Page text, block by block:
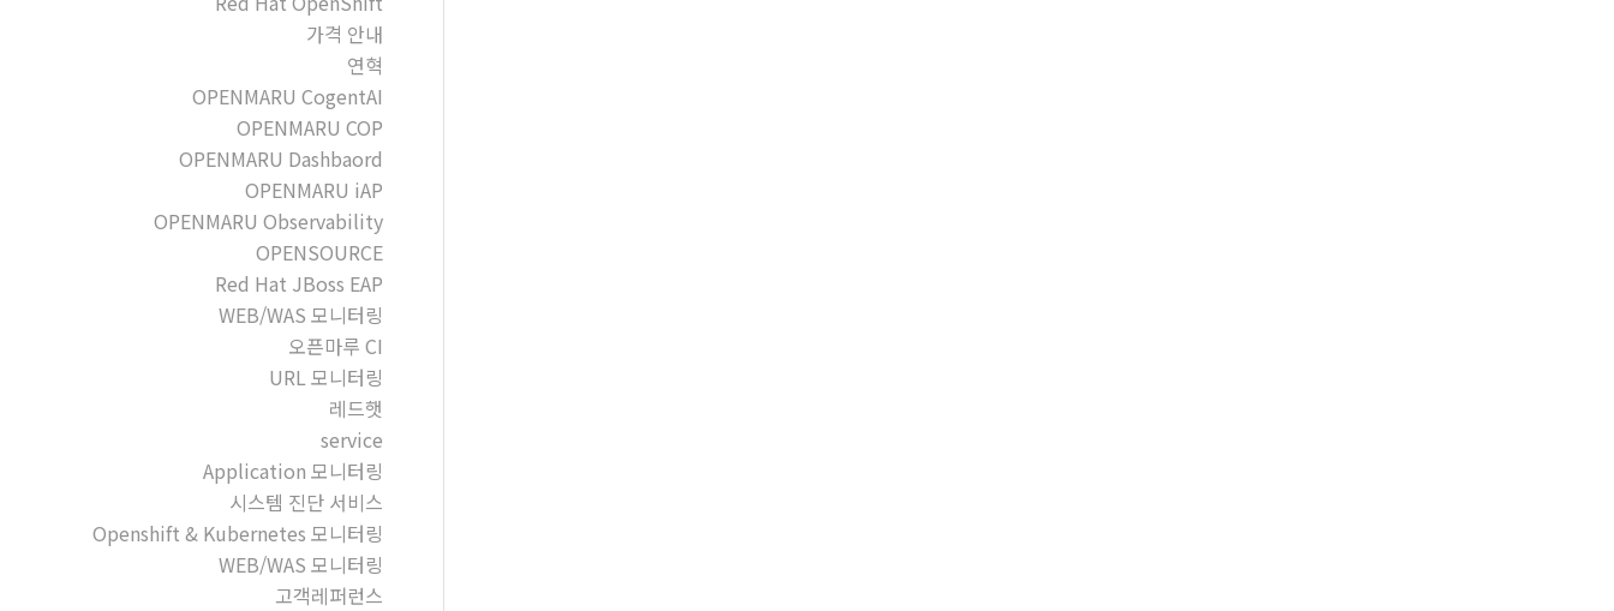
가격 안내
연혁
OPENMARU CogentAI
OPENMARU COP
OPENMARU Dashbaord
OPENMARU iAP
OPENMARU Observability
OPENSOURCE
Red Hat JBoss EAP
WEB/WAS 모니터링
오픈마루 CI
URL 모니터링
레드햇
service
Application 모니터링
시스템 진단 서비스
Openshift & Kubernetes 모니터링
WEB/WAS 모니터링
고객레퍼런스